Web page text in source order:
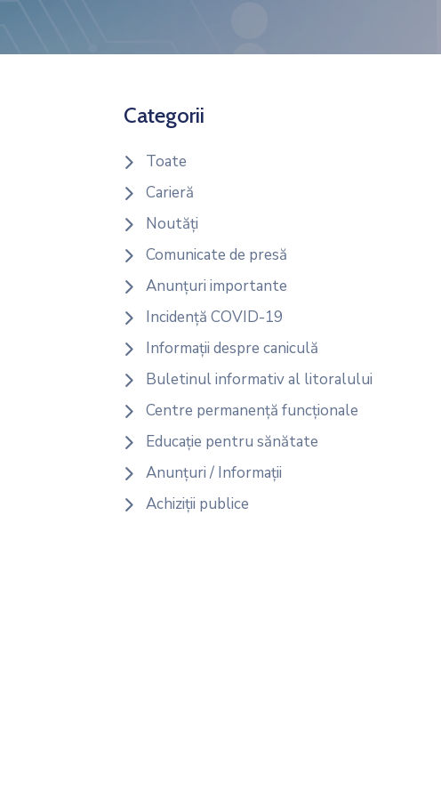
Categorii
Toate
Carieră
Noutăți
Comunicate de presă
Anunțuri importante
Incidență COVID-19
Informații despre caniculă
Buletinul informativ al litoralului
Centre permanență funcționale
Educație pentru sănătate
Anunțuri / Informații
Achiziții publice